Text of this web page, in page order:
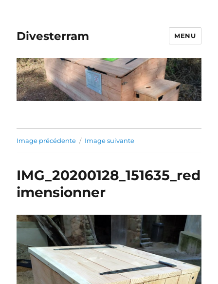
Divesterram MENU
Image précédente Image suivante
IMG_20200128_151635_red
imensionner